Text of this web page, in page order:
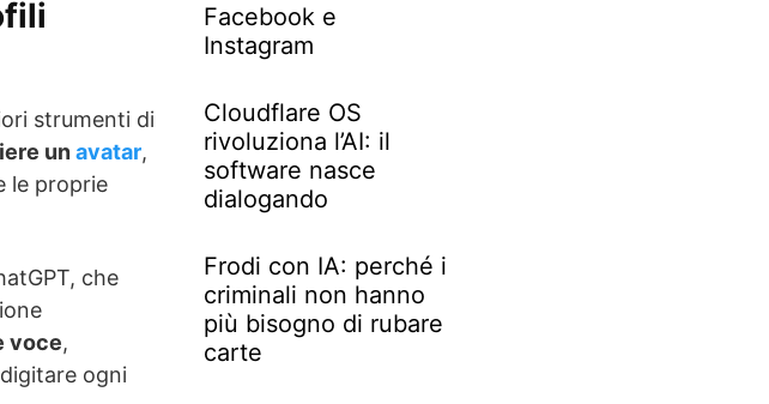
strumenti di
unavatar,
le proprie
che
voce,
ogni
Facebook e
Instagram
Cloudflare OS
rivoluziona l’AI: il
software nasce
dialogando
Frodi con IA: perché i
criminali non hanno
più bisogno di rubare
carte